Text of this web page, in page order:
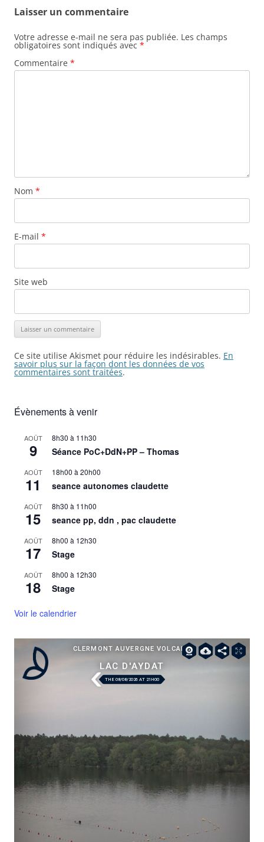
Laisser un commentaire
Votre adresse e-mail ne sera pas publiée. Les champs
obligatoires sont indiqués avec *
Commentaire *
Nom *
E-mail *
Site web
Ce site utilise Akismet pour réduire les indésirables. En
savoir plus sur la façon dont les données de vos
commentaires sont traitées.
Évènements à venir
AOÛT
9
8h30 à 11h30
Séance PoC+DdN+PP – Thomas
AOÛT
11
18h00 à20h00
seance autonomes claudette
AOÛT
15
8h30 à 11h00
seance pp, ddn , pac claudette
AOÛT
17
8h00 à 12h30
Stage
AOÛT
18
8h00 à 12h30
Stage
Voir le calendrier